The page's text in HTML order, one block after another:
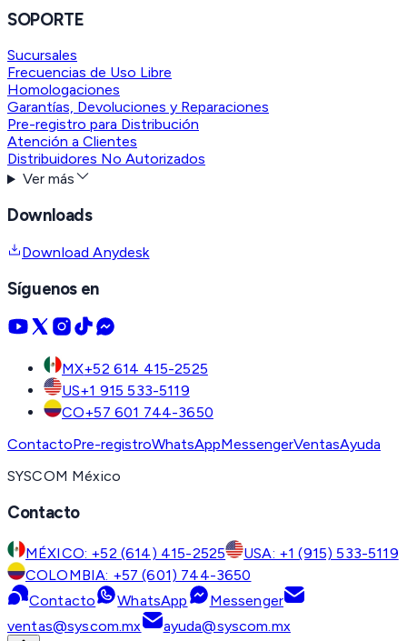
SOPORTE
Sucursales
Frecuencias de Uso Libre
Homologaciones
Garantías, Devoluciones y Reparaciones
Pre-registro para Distribución
Atención a Clientes
Distribuidores No Autorizados
Ver más
Downloads
Download Anydesk
Síguenos en
MX+52 614 415-2525
US+1 915 533-5119
CO+57 601 744-3650
ContactoPre-registroWhatsAppMessengerVentasAyuda
SYSCOM México
Contacto
MÉXICO: +52 (614) 415-2525
USA: +1 (915) 533-5119
COLOMBIA: +57 (601) 744-3650
Contacto
WhatsApp
Messenger
ventas@syscom.mx
ayuda@syscom.mx